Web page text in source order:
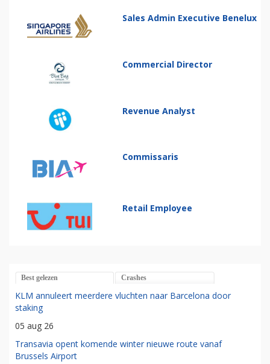
Sales Admin Executive Benelux
Commercial Director
Revenue Analyst
Commissaris
Retail Employee
Best gelezen Crashes
KLM annuleert meerdere vluchten naar Barcelona door
staking
05 aug 26
Transavia opent komende winter nieuwe route vanaf
Brussels Airport